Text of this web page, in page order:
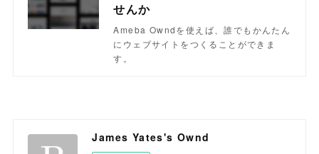
せんか
Ameba Owndを使えば、誰でもかんたん
にウェブサイトをつくることができま
す。
James Yates's Ownd